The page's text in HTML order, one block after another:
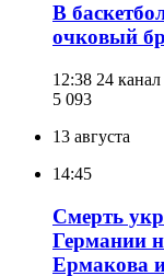
В
очковый
12:38 24
5 093
13 августа
14:45
Смерть
Германии
Ермакова